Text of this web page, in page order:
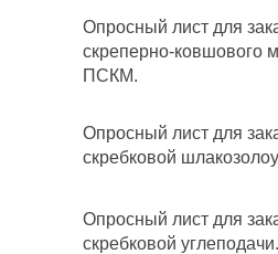
Опросный лист для
скреперно-ковшового
ПСКМ.
Опросный лист для
скребковой
Опросный лист для
скребковой углеподачи.